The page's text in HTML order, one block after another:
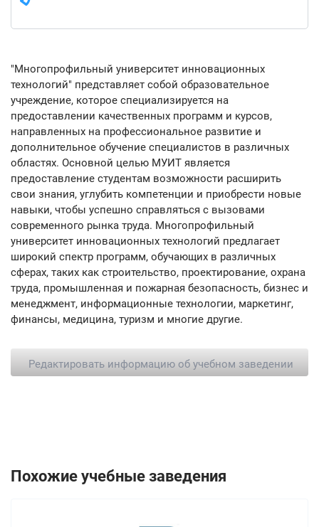
"Многопрофильный университет инновационных
технологий" представляет собой образовательное
учреждение, которое специализируется на
предоставлении качественных программ и курсов,
направленных на профессиональное развитие и
дополнительное обучение специалистов в различных
областях. Основной целью МУИТ является
предоставление студентам возможности расширить
свои знания, углубить компетенции и приобрести новые
навыки, чтобы успешно справляться с вызовами
современного рынка труда. Многопрофильный
университет инновационных технологий предлагает
широкий спектр программ, обучающих в различных
сферах, таких как строительство, проектирование, охрана
труда, промышленная и пожарная безопасность, бизнес и
менеджмент, информационные технологии, маркетинг,
финансы, медицина, туризм и многие другие.
Редактировать информацию об учебном заведении
Похожие учебные заведения